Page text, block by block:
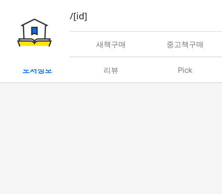
book/rent/[id]
대여 새책구매 중고책구매
도서정보 리뷰 Pick